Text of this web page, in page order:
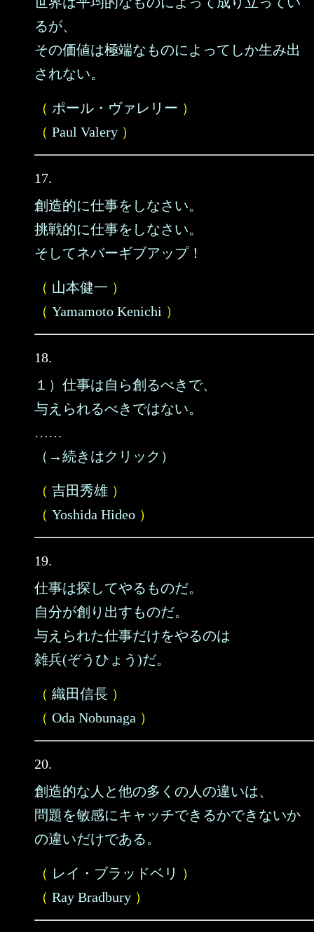
るが、
その価値は極端なものによってしか生み出
されない。
（ ポール・ヴァレリー ）
（ Paul Valery ）
17.
創造的に仕事をしなさい。
挑戦的に仕事をしなさい。
そしてネバーギブアップ！
（ 山本健一 ）
（ Yamamoto Kenichi ）
18.
１）仕事は自ら創るべきで、
与えられるべきではない。
……
（→続きはクリック）
（ 吉田秀雄 ）
（ Yoshida Hideo ）
19.
仕事は探してやるものだ。
自分が創り出すものだ。
与えられた仕事だけをやるのは
雑兵(ぞうひょう)だ。
（ 織田信長 ）
（ Oda Nobunaga ）
20.
創造的な人と他の多くの人の違いは、
問題を敏感にキャッチできるかできないか
の違いだけである。
（ レイ・ブラッドベリ ）
（ Ray Bradbury ）